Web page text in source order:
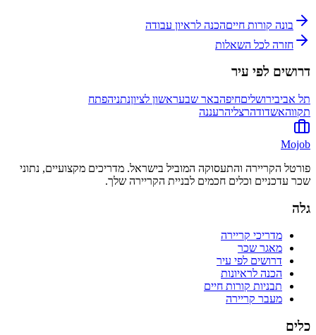
בונה קורות חייםהכנה לראיון עבודה
חזרה לכל השאלות
דרושים לפי עיר
תל אביבירושליםחיפהבאר שבעראשון לציוןנתניהפתח
תקווהאשדודהרצליהרעננה
Mojob
פורטל הקריירה והתעסוקה המוביל בישראל. מדריכים מקצועיים, נתוני
שכר עדכניים וכלים חכמים לבניית הקריירה שלך.
גלה
מדריכי קריירה
מאגר שכר
דרושים לפי עיר
הכנה לראיונות
תבניות קורות חיים
מעבר קריירה
כלים